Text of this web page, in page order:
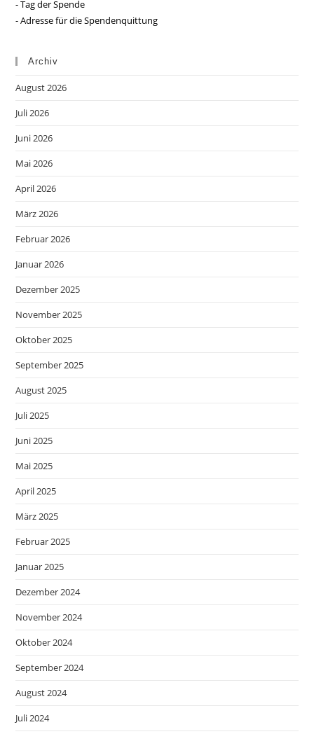
- Tag der Spende
- Adresse für die Spendenquittung
Archiv
August 2026
Juli 2026
Juni 2026
Mai 2026
April 2026
März 2026
Februar 2026
Januar 2026
Dezember 2025
November 2025
Oktober 2025
September 2025
August 2025
Juli 2025
Juni 2025
Mai 2025
April 2025
März 2025
Februar 2025
Januar 2025
Dezember 2024
November 2024
Oktober 2024
September 2024
August 2024
Juli 2024